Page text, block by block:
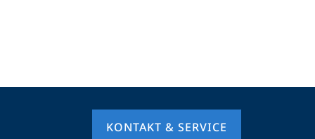
KONTAKT & SERVICE